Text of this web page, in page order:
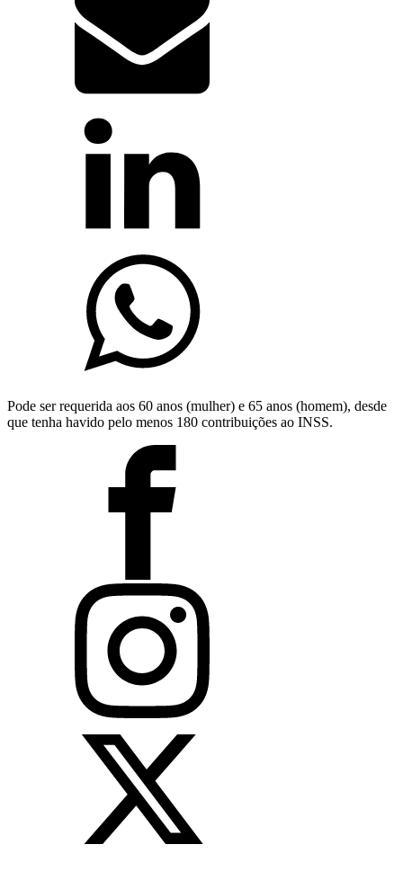
Pode ser requerida aos 60 anos (mulher) e 65 anos (homem), desde
que tenha havido pelo menos 180 contribuições ao INSS.